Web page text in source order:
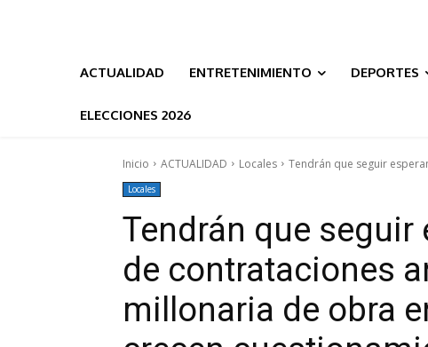
ACTUALIDAD ENTRETENIMIENTO DEPORTES
ELECCIONES 2026
Inicio ACTUALIDAD Locales Tendrán que seguir
Locales
Tendrán que seguir
de contrataciones
millonaria de obra